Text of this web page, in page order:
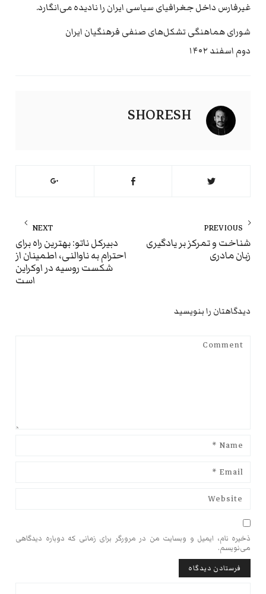
غیرفارس داخل جغرافیای سیاسی ایران را نادیده می‌انگارد.
شورای هماهنگی تشکل‌های صنفی فرهنگیان ایران
دوم اسفند ۱۴۰۲
SHORESH
راهبری
نوشته
PREVIOUS
Previous
post:
شناخت و تمرکز بر یادگیری
زبان مادری
NEXT
دبیرکل ناتو: بهترین راه برای
احترام به ناوالنی، اطمینان از
شکست روسیه در اوکراین
است
دیدگاهتان را بنویسید
ذخیره نام، ایمیل و وبسایت من در مرورگر برای زمانی که دوباره دیدگاهی
می‌نویسم.